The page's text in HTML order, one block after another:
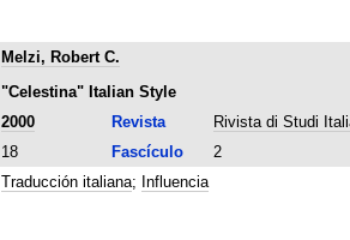
Melzi, Robert C.
"Celestina" Italian Style
2000 Revista
Rivista di Studi
18 Fascículo
2
Traducción italiana; Influencia